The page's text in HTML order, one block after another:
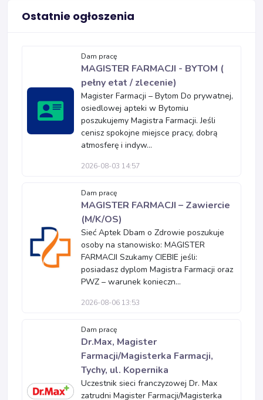
Ostatnie ogłoszenia
Dam pracę
MAGISTER FARMACJI - BYTOM (
pełny etat / zlecenie)
Magister Farmacji – Bytom Do prywatnej,
osiedlowej apteki w Bytomiu
poszukujemy Magistra Farmacji. Jeśli
cenisz spokojne miejsce pracy, dobrą
atmosferę i indyw...
2026-08-03 14:57
Dam pracę
MAGISTER FARMACJI – Zawiercie
(M/K/OS)
Sieć Aptek Dbam o Zdrowie poszukuje
osoby na stanowisko: MAGISTER
FARMACJI Szukamy CIEBIE jeśli:
posiadasz dyplom Magistra Farmacji oraz
PWZ – warunek konieczn...
2026-08-06 13:53
Dam pracę
Dr.Max, Magister
Farmacji/Magisterka Farmacji,
Tychy, ul. Kopernika
Uczestnik sieci franczyzowej Dr. Max
zatrudni Magister Farmacji/Magisterka